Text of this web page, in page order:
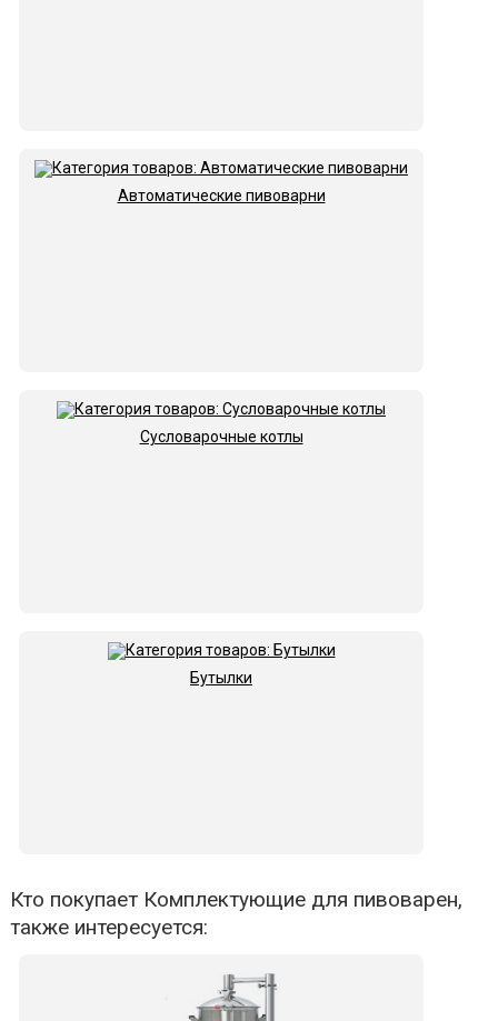
Автоматические пивоварни
Сусловарочные котлы
Бутылки
Кто покупает Комплектующие для пивоварен,
также интересуется: